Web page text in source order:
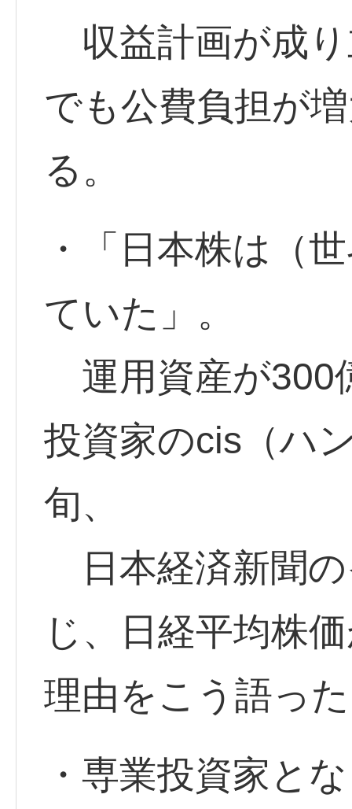
収益計画が成
でも公費負担が
る。
・「日本株は（
ていた」。
運用資産が300
投資家のcis（ハ
旬、
日本経済新聞
じ、日経平均株
理由をこう語っ
・専業投資家と